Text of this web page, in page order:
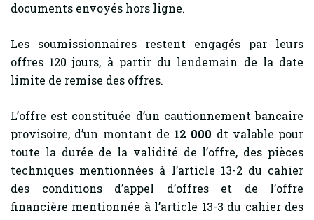
documents envoyés hors ligne.
Les soumissionnaires restent engagés par leurs
offres 120 jours, à partir du lendemain de la date
limite de remise des offres.
L’offre est constituée d’un cautionnement bancaire
provisoire, d’un montant de 12 000 dt valable pour
toute la durée de la validité de l’offre, des pièces
techniques mentionnées à l’article 13-2 du cahier
des conditions d’appel d’offres et de l’offre
financière mentionnée à l’article 13-3 du cahier des